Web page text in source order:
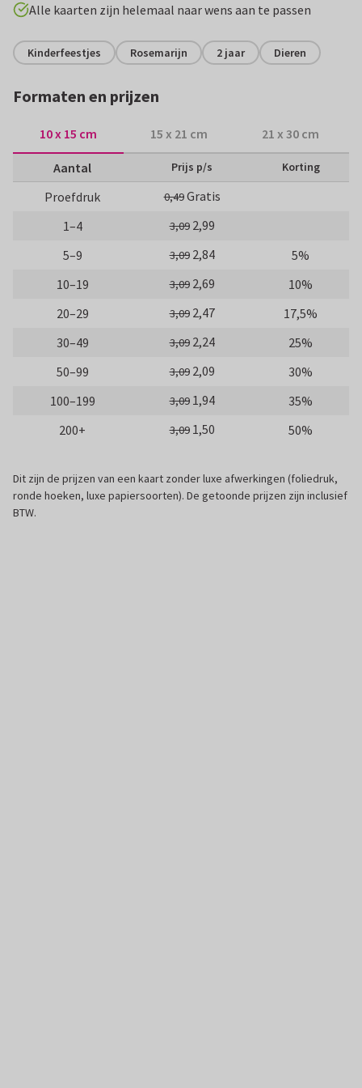
Alle kaarten zijn helemaal naar wens aan te passen
Kinderfeestjes Rosemarijn 2 jaar Dieren
Formaten en prijzen
10 x 15 cm 15 x 21 cm 21 x 30 cm
Aantal Prijs p/s Korting
Proefdruk 0,49Gratis
1–4
3,09 2,99
5–9
3,09 2,84
5%
10–19
3,09 2,69
10%
20–29
3,09 2,47
17,5%
30–49
3,09 2,24
25%
50–99
3,09 2,09
30%
100–199
3,09 1,94
35%
200+
3,09 1,50 50%
Dit zijn de prijzen van een kaart zonder luxe afwerkingen (foliedruk,
ronde hoeken, luxe papiersoorten). De getoonde prijzen zijn inclusief
BTW.